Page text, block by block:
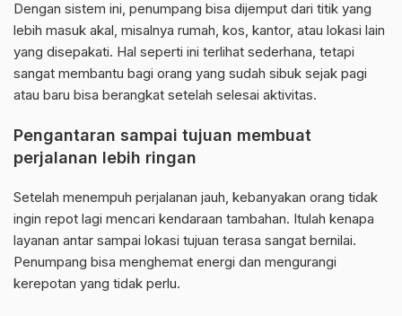
Dengan sistem ini, penumpang bisa dijemput dari titik yang
lebih masuk akal, misalnya rumah, kos, kantor, atau lokasi lain
yang disepakati. Hal seperti ini terlihat sederhana, tetapi
sangat membantu bagi orang yang sudah sibuk sejak pagi
atau baru bisa berangkat setelah selesai aktivitas.
Pengantaran sampai tujuan membuat
perjalanan lebih ringan
Setelah menempuh perjalanan jauh, kebanyakan orang tidak
ingin repot lagi mencari kendaraan tambahan. Itulah kenapa
layanan antar sampai lokasi tujuan terasa sangat bernilai.
Penumpang bisa menghemat energi dan mengurangi
kerepotan yang tidak perlu.